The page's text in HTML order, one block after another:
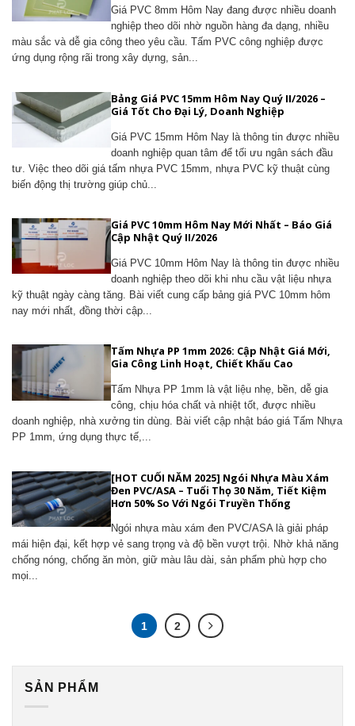
SẢN PHẨM
Giá PVC 8mm Hôm Nay đang được nhiều doanh
nghiệp theo dõi nhờ nguồn hàng đa dạng, nhiều
màu sắc và dễ gia công theo yêu cầu. Tấm PVC công nghiệp được
ứng dụng rộng rãi trong xây dựng, sản...
Bảng Giá PVC 15mm Hôm Nay Quý II/2026 –
Giá Tốt Cho Đại Lý, Doanh Nghiệp
Giá PVC 15mm Hôm Nay là thông tin được nhiều
doanh nghiệp quan tâm để tối ưu ngân sách đầu
tư. Việc theo dõi giá tấm nhựa PVC 15mm, nhựa PVC kỹ thuật cùng
biến động thị trường giúp chủ...
Giá PVC 10mm Hôm Nay Mới Nhất – Báo Giá
Cập Nhật Quý II/2026
Giá PVC 10mm Hôm Nay là thông tin được nhiều
doanh nghiệp theo dõi khi nhu cầu vật liệu nhựa
kỹ thuật ngày càng tăng. Bài viết cung cấp bảng giá PVC 10mm hôm
nay mới nhất, đồng thời cập...
Tấm Nhựa PP 1mm 2026: Cập Nhật Giá Mới,
Gia Công Linh Hoạt, Chiết Khấu Cao
Tấm Nhựa PP 1mm là vật liệu nhẹ, bền, dễ gia
công, chịu hóa chất và nhiệt tốt, được nhiều
doanh nghiệp, nhà xưởng tin dùng. Bài viết cập nhật báo giá Tấm Nhựa
PP 1mm, ứng dụng thực tế,...
[HOT CUỐI NĂM 2025] Ngói Nhựa Màu Xám
Đen PVC/ASA – Tuổi Thọ 30 Năm, Tiết Kiệm
Hơn 50% So Với Ngói Truyền Thống
Ngói nhựa màu xám đen PVC/ASA là giải pháp
mái hiện đại, kết hợp vẻ sang trọng và độ bền vượt trội. Nhờ khả năng
chống nóng, chống ăn mòn, giữ màu lâu dài, sản phẩm phù hợp cho
mọi...
1 2